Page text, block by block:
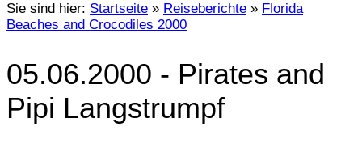
Sie sind hier: Startseite » Reiseberichte » Florida
Beaches and Crocodiles 2000
05.06.2000 - Pirates and
Pipi Langstrumpf